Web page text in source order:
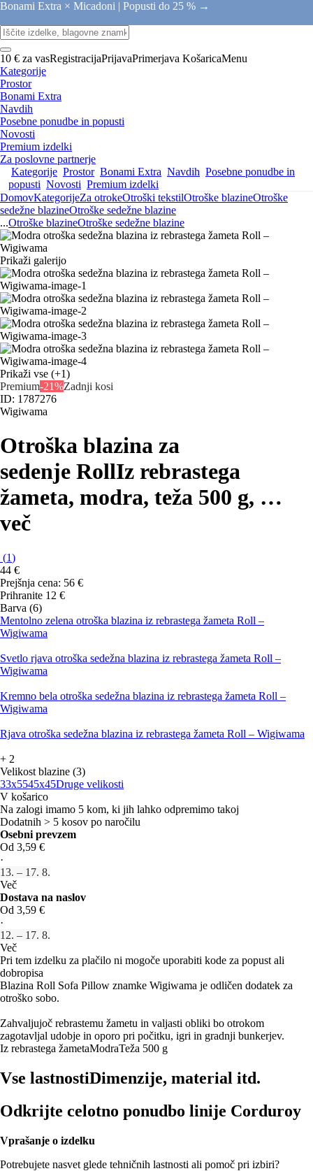
Bonami Extra × Micadoni | Popusti do 25 % →
10 € za vasRegistracijaPrijavaPrimerjava KošaricaMenu
Kategorije
Prostor
Bonami Extra
Navdih
Posebne ponudbe in popusti
Novosti
Premium izdelki
Za poslovne partnerje
Kategorije Prostor Bonami Extra Navdih Posebne ponudbe in
popusti Novosti Premium izdelki
DomovKategorijeZa otrokeOtroški tekstilOtroške blazineOtroške
sedežne blazineOtroške sedežne blazine
...Otroške blazineOtroške sedežne blazine
Prikaži galerijo
Prikaži vse (+1)
Premium-21%Zadnji kosi
ID: 1787276
Wigiwama
Otroška blazina za
sedenje RollIz rebrastega
žameta, modra, teža 500 g, …
več
(1)
44 €
Prejšnja cena: 56 €
Prihranite 12 €
Barva (6)
Mentolno zelena otroška blazina iz rebrastega žameta Roll –
Wigiwama
Svetlo rjava otroška sedežna blazina iz rebrastega žameta Roll –
Wigiwama
Kremno bela otroška sedežna blazina iz rebrastega žameta Roll –
Wigiwama
Rjava otroška sedežna blazina iz rebrastega žameta Roll – Wigiwama
+ 2
Velikost blazine (3)
33x5545x45Druge velikosti
V košarico
Na zalogi imamo 5 kom, ki jih lahko odpremimo takoj
Dodatnih > 5 kosov po naročilu
Osebni prevzem
Od 3,59 €
·
13. – 17. 8.
Več
Dostava na naslov
Od 3,59 €
·
12. – 17. 8.
Več
Pri tem izdelku za plačilo ni mogoče uporabiti kode za popust ali
dobropisa
Blazina Roll Sofa Pillow znamke Wigiwama je odličen dodatek za
otroško sobo.
Zahvaljujoč rebrastemu žametu in valjasti obliki bo otrokom
zagotavljal udobje in oporo pri počitku, igri in gradnji bunkerjev.
Iz rebrastega žametaModraTeža 500 g
Vse lastnostiDimenzije, material itd.
Odkrijte celotno ponudbo linije Corduroy
Vprašanje o izdelku
Potrebujete nasvet glede tehničnih lastnosti ali pomoč pri izbiri?